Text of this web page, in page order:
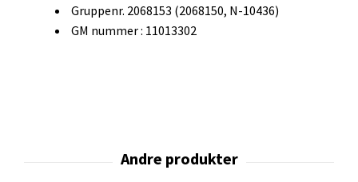
Gruppenr. 2068153 (2068150, N-10436)
GM nummer : 11013302